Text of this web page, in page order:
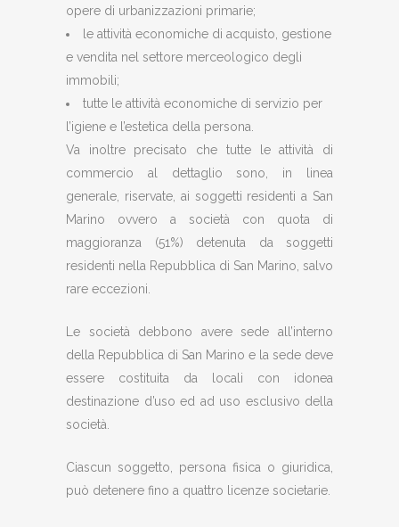
opere di urbanizzazioni primarie;
le attività economiche di acquisto, gestione
e vendita nel settore merceologico degli
immobili;
tutte le attività economiche di servizio per
l’igiene e l’estetica della persona.
Va inoltre precisato che tutte le attività di
commercio al dettaglio sono, in linea
generale, riservate, ai soggetti residenti a San
Marino ovvero a società con quota di
maggioranza (51%) detenuta da soggetti
residenti nella Repubblica di San Marino, salvo
rare eccezioni.
Le società debbono avere sede all’interno
della Repubblica di San Marino e la sede deve
essere costituita da locali con idonea
destinazione d’uso ed ad uso esclusivo della
società.
Ciascun soggetto, persona fisica o giuridica,
può detenere fino a quattro licenze societarie.